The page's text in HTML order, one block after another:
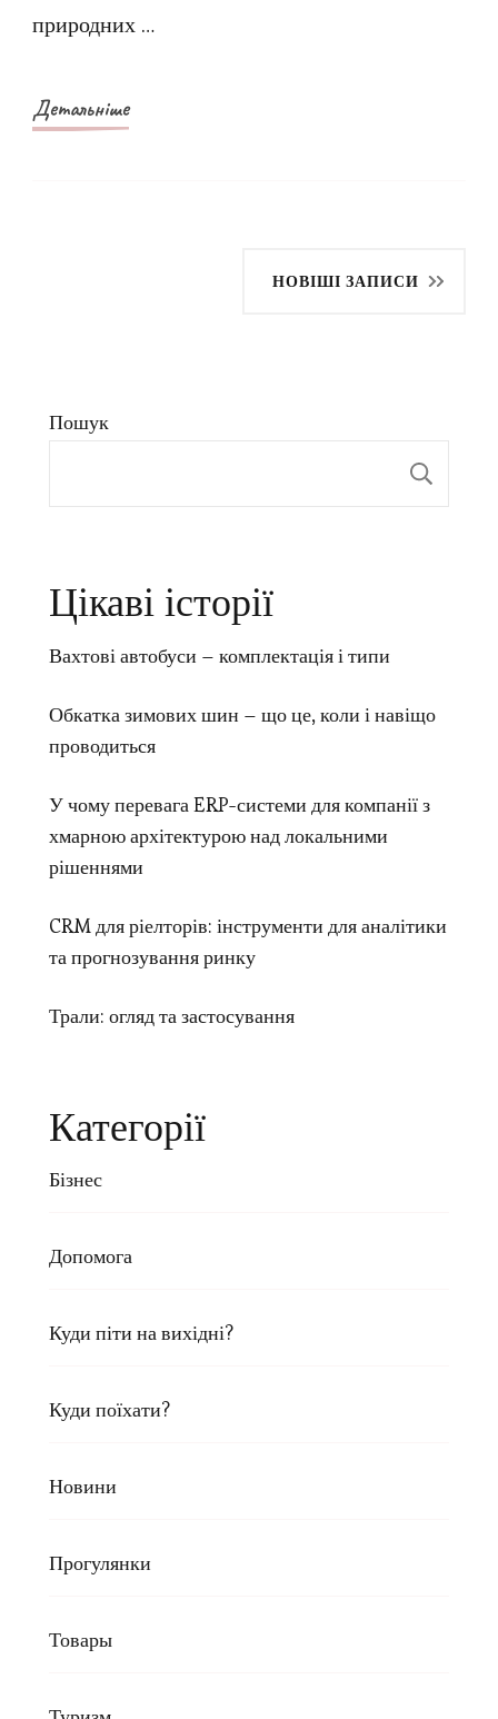
природних …
Детальніше
НОВІШІ ЗАПИСИ
Пошук
Цікаві історії
Вахтові автобуси – комплектація і типи
Обкатка зимових шин – що це, коли і навіщо
проводиться
У чому перевага ERP-системи для компанії з
хмарною архітектурою над локальними
рішеннями
CRM для ріелторів: інструменти для аналітики
та прогнозування ринку
Трали: огляд та застосування
Категорії
Бізнес
Допомога
Куди піти на вихідні?
Куди поїхати?
Новини
Прогулянки
Товары